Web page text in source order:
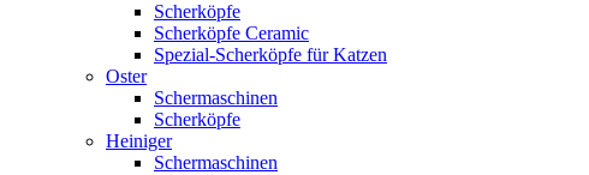
Scherköpfe
Scherköpfe Ceramic
Spezial-Scherköpfe für Katzen
Oster
Schermaschinen
Scherköpfe
Heiniger
Schermaschinen